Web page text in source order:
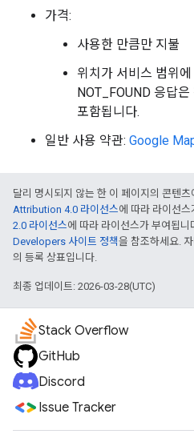
가격:
사용한 만큼만 지불
위치가 서비스 범위
NOT_FOUND 응답은
포함됩니다.
일반 사용 약관: Google
달리 명시되지 않는 한 이 페이지의 콘텐츠
Attribution 4.0 라이선스에 따라 라이선
2.0 라이선스에 따라 라이선스가 부여됩니
Developers 사이트 정책을 참조하세요.
의 등록 상표입니다.
최종 업데이트: 2026-03-28(UTC)
Stack Overflow
GitHub
Discord
Issue Tracker